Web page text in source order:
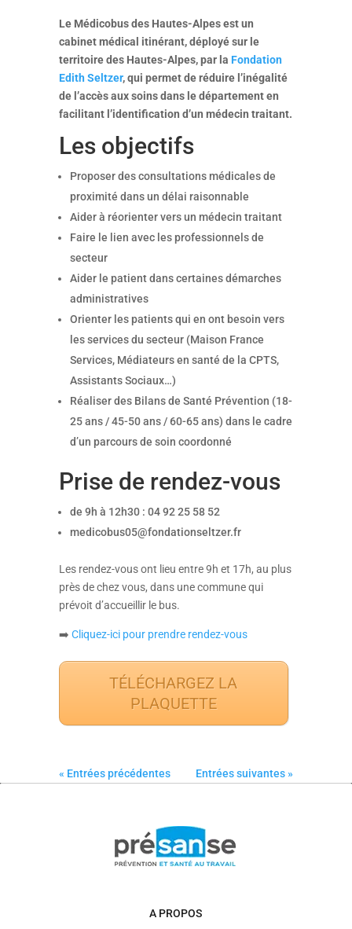
Le Médicobus des Hautes-Alpes est un
cabinet médical itinérant, déployé sur le
territoire des Hautes-Alpes, par la Fondation
Edith Seltzer, qui permet de réduire l’inégalité
de l’accès aux soins dans le département en
facilitant l’identification d’un médecin traitant.
Les objectifs
Proposer des consultations médicales de
proximité dans un délai raisonnable
Aider à réorienter vers un médecin traitant
Faire le lien avec les professionnels de
secteur
Aider le patient dans certaines démarches
administratives
Orienter les patients qui en ont besoin vers
les services du secteur (Maison France
Services, Médiateurs en santé de la CPTS,
Assistants Sociaux…)
Réaliser des Bilans de Santé Prévention (18-
25 ans / 45-50 ans / 60-65 ans) dans le cadre
d’un parcours de soin coordonné
Prise de rendez-vous
de 9h à 12h30 : 04 92 25 58 52
medicobus05@fondationseltzer.fr
Les rendez-vous ont lieu entre 9h et 17h, au plus
près de chez vous, dans une commune qui
prévoit d’accueillir le bus.
➡️ Cliquez-ici pour prendre rendez-vous
TÉLÉCHARGEZ LA
PLAQUETTE
« Entrées précédentes Entrées suivantes »
A PROPOS